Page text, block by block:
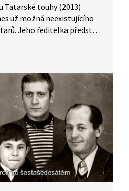
Tatarské touhy (2013)
už možná neexistujícího
Jeho ředitelka představí